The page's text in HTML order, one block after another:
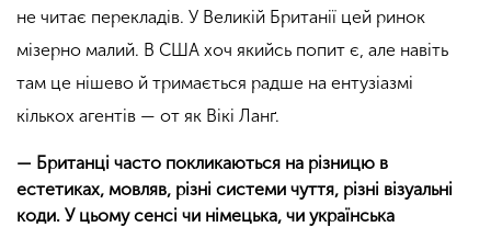
не читає перекладів. У Великій Британії цей ринок
мізерно малий. В США хоч якийсь попит є, але навіть
там це нішево й тримається радше на ентузіазмі
кількох агентів — от як Вікі Ланґ.
— Британці часто покликаються на різницю в
естетиках, мовляв, різні системи чуття, різні візуальні
коди. У цьому сенсі чи німецька, чи українська